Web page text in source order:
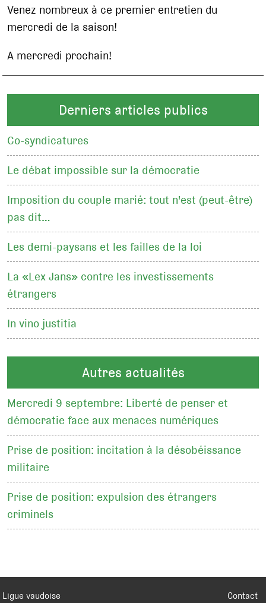
Venez nombreux à ce premier entretien du
mercredi de la saison!
A mercredi prochain!
Derniers articles publics
Co-syndicatures
Le débat impossible sur la démocratie
Imposition du couple marié: tout n'est (peut-être)
pas dit…
Les demi-paysans et les failles de la loi
La «Lex Jans» contre les investissements
étrangers
In vino justitia
Autres actualités
Mercredi 9 septembre: Liberté de penser et
démocratie face aux menaces numériques
Prise de position: incitation à la désobéissance
militaire
Prise de position: expulsion des étrangers
criminels
Contact
Ligue vaudoise